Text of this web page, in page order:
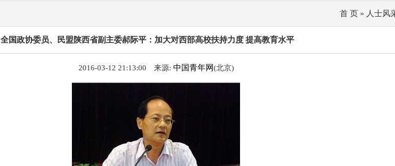
首 页 » 人士风
全国政协委员、民盟陕西省副主委郝际平：加大对西部高校扶持力度 提高教育水平
2016-03-12 21:13:00 来源: 中国青年网(北京)